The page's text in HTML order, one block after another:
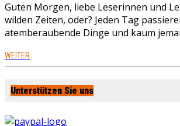
Guten Morgen, liebe Leserinnen und
wilden Zeiten, oder? Jeden Tag
atemberaubende Dinge und kaum
WEITER
Unterstützen Sie uns